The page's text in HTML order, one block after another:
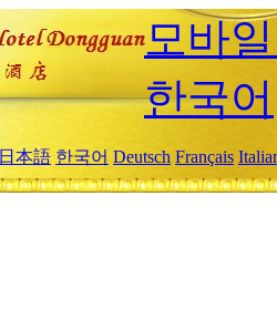
모바
한국어
日本語 한국어 Deutsch Français